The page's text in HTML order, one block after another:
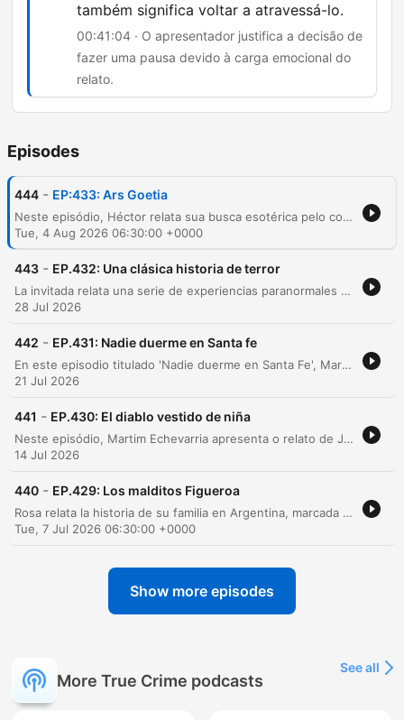
também significa voltar a atravessá-lo.
00:41:04 · O apresentador justifica a decisão de
fazer uma pausa devido à carga emocional do
relato.
Episodes
444 - EP:433: Ars Goetia
Neste episódio, Héctor relata sua busca esotérica pelo contato com o irmão falecido através do estudo da Ars Goetia e rituais de invocação. Ele descreve experiências sobrenaturais intensas, incluindo fenômenos paranormais que afetaram sua namorada e um reencontro sensorial com o aroma de seu irmão durante uma meditação. A narrativa culmina em um momento de tensão ao ouvir batidas misteriosas em sua porta, levando os apresentadores a interromper o relato para respeitar a carga emocional do convidado.
Tue, 4 Aug 2026 06:30:00 +0000
443 - EP.432: Una clásica historia de terror
La invitada relata una serie de experiencias paranormales vividas en una casa de fin de semana en Guacalera, Jujuy, que abarcan desde su infancia hasta la edad adulta. Describe sucesos inexplicables como presencias oscuras, ruidos y fenómenos con el agua, culminando en un episodio de terror donde una amiga sufre un ataque físico por parte de una entidad. Tras enfrentar situaciones de aislamiento y agresiones físicas, la narradora relata cómo decidió confrontar a la entidad, a la que identifica como Mohamed, para establecer una convivencia pacífica. El episodio también explora otras historias sobrenaturales del norte de Jujuy y reflexiona sobre el aprendizaje de gestionar la sensibilidad espiritual.
28 Jul 2026
442 - EP.431: Nadie duerme en Santa fe
En este episodio titulado 'Nadie duerme en Santa Fe', Martín Echevarría presenta los relatos de Emilia y Maya sobre experiencias paranormales. Emilia comparte sucesos inquietantes ocurridos en su pueblo natal, Ceres, relacionados con presencias extrañas y encuentros tras el fallecimiento de sus abuelos. Por su parte, Maya relata sucesos inexplicables vividos en Santa Fe, incluyendo presencias visuales, ataques físicos y una visita a una curandera. El episodio explora también episodios de parálisis del sueño, lesiones físicas inexplicables y la presencia de acompañantes espirituales.
21 Jul 2026
441 - EP.430: El diablo vestido de niña
Neste episódio, Martim Echevarria apresenta o relato de Joaquina sobre experiências paranormais em sua casa na Argentina, detalhando manifestações como figuras misteriosas e objetos com comportamentos inexplicáveis. A narrativa explora também presenças de entidades infantis, alterações na realidade física e fenômenos que afetaram seus familiares. A discussão aborda a natureza do medo e as dificuldades de compreender fenômenos que não possuem uma explicação lógica, encerrando com uma reflexão sobre como o desconhecido pode se manifestar de formas inesperadas.
14 Jul 2026
440 - EP.429: Los malditos Figueroa
Rosa relata la historia de su familia en Argentina, marcada por una supuesta maldición derivada de las acciones de su abuelo, quien profanó un cementerio para construir su riqueza. La narración describe sucesos paranormales, muertes trágicas y la herencia de capacidades psíquicas que Rosa ha experimentado desde su infancia. La conversación profundiza en experiencias paranormales de su niñez, incluyendo el encuentro con un niño fallecido y un ataque físico por parte de una presencia oscura. El episodio concluye con la revelación de que Rosa es médium y una reflexión sobre la carga de estas experiencias generacionales.
Tue, 7 Jul 2026 06:30:00 +0000
Show more episodes
More True Crime podcasts
See all